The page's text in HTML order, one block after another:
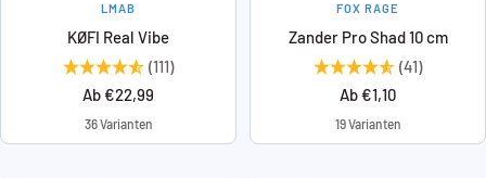
LMAB
KØFI Real Vibe
(111)
Angebotspreis
Ab €22,99
36 Varianten
FOX RAGE
Zander Pro Shad 10 cm
(41)
Angebotspreis
Ab €1,10
19 Varianten